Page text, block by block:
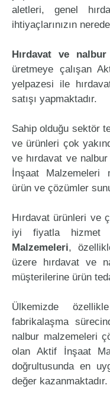
aletleri, genel
ihtiyaçlarınızın
Hırdavat ve nalbur
üretmeye çalışan
yelpazesi ile
satışı yapmaktadır.
Sahip olduğu sektör
ve ürünleri çok
ve hırdavat ve
İnşaat Malzemeleri
ürün ve çözümler
Hırdavat ürünleri ve
iyi fiyatla hizmet
Malzemeleri,
üzere hırdavat ve
müşterilerine ürün
Ülkemizde
fabrikalaşma
nalbur malzemeleri
olan Aktif İnşaat
doğrultusunda en
değer kazanmaktadır.